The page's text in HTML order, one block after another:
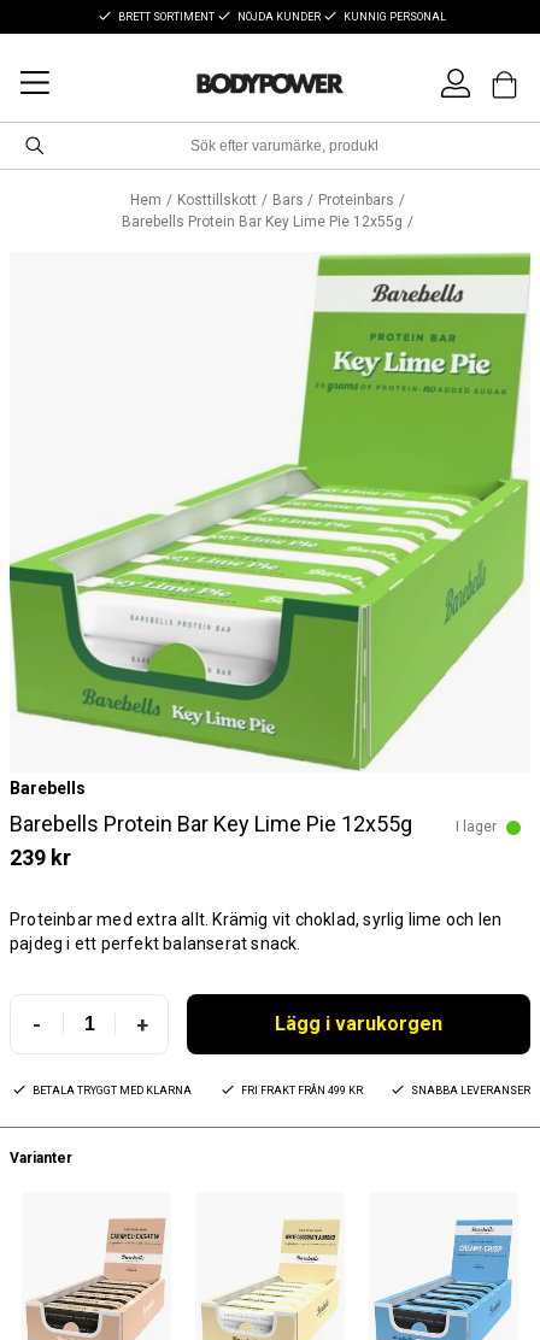
BRETT SORTIMENT NÖJDA KUNDER KUNNIG PERSONAL
Hem Kosttillskott Bars
Proteinbars
Barebells Protein Bar Key Lime Pie 12x55g
Barebells
Barebells Protein Bar Key Lime Pie 12x55g I lager
239 kr
Proteinbar med extra allt. Krämig vit choklad, syrlig lime och len
pajdeg i ett perfekt balanserat snack.
- + Lägg i varukorgen
BETALA TRYGGT MED KLARNA FRI FRAKT FRÅN 499 KR SNABBA LEVERANSER
Varianter